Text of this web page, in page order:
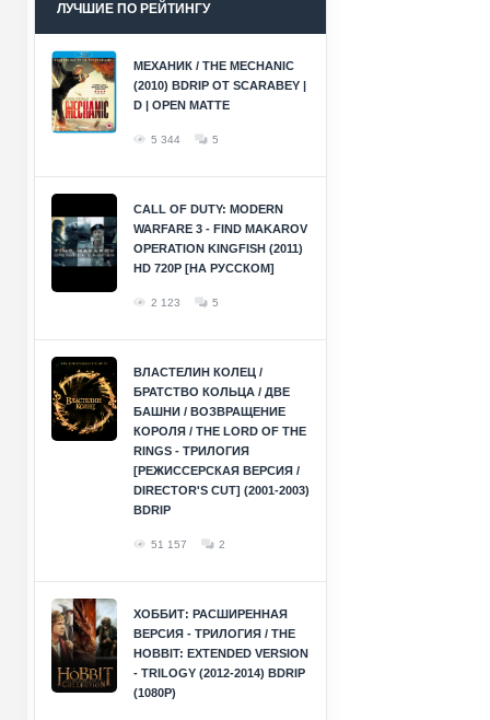
ЛУЧШИЕ ПО РЕЙТИНГУ
МЕХАНИК / THE MECHANIC
(2010) BDRIP ОТ SCARABEY |
D | OPEN MATTE
5 344 5
CALL OF DUTY: MODERN
WARFARE 3 - FIND MAKAROV
OPERATION KINGFISH (2011)
HD 720P [НА РУССКОМ]
2 123 5
ВЛАСТЕЛИН КОЛЕЦ /
БРАТСТВО КОЛЬЦА / ДВЕ
БАШНИ / ВОЗВРАЩЕНИЕ
КОРОЛЯ / THE LORD OF THE
RINGS - ТРИЛОГИЯ
[РЕЖИССЕРСКАЯ ВЕРСИЯ /
DIRECTOR'S CUT] (2001-2003)
BDRIP
51 157 2
ХОББИТ: РАСШИРЕННАЯ
ВЕРСИЯ - ТРИЛОГИЯ / THE
HOBBIT: EXTENDED VERSION
- TRILOGY (2012-2014) BDRIP
(1080P)